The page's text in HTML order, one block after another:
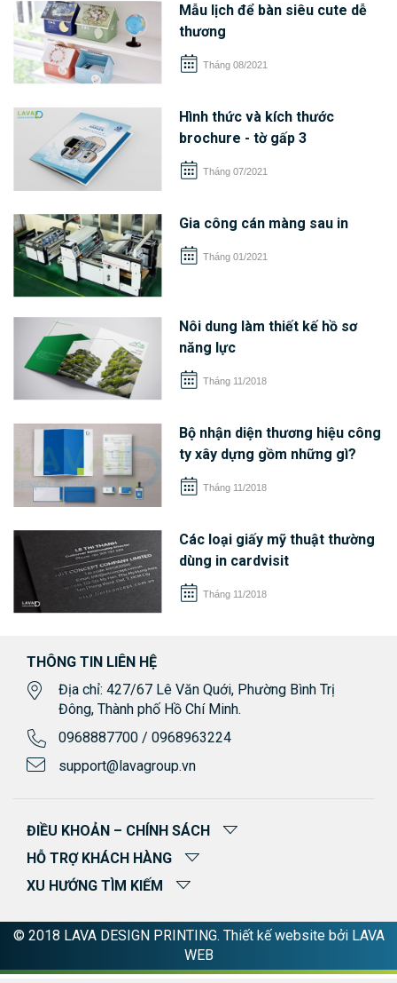
Mẫu lịch để bàn siêu cute dễ
thương
Tháng 08/2021
Hình thức và kích thước
brochure - tờ gấp 3
Tháng 07/2021
Gia công cán màng sau in
Tháng 01/2021
Nôi dung làm thiết kế hồ sơ
năng lực
Tháng 11/2018
Bộ nhận diện thương hiệu công
ty xây dựng gồm những gì?
Tháng 11/2018
Các loại giấy mỹ thuật thường
dùng in cardvisit
Tháng 11/2018
THÔNG TIN LIÊN HỆ
Địa chỉ: 427/67 Lê Văn Quới, Phường Bình Trị
Đông, Thành phố Hồ Chí Minh.
0968887700 / 0968963224
support@lavagroup.vn
ĐIỀU KHOẢN – CHÍNH SÁCH
HỖ TRỢ KHÁCH HÀNG
XU HƯỚNG TÌM KIẾM
© 2018 LAVA DESIGN PRINTING. Thiết kế website bởi LAVA
WEB